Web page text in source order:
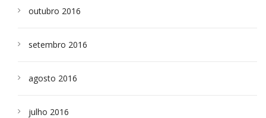
outubro 2016
setembro 2016
agosto 2016
julho 2016